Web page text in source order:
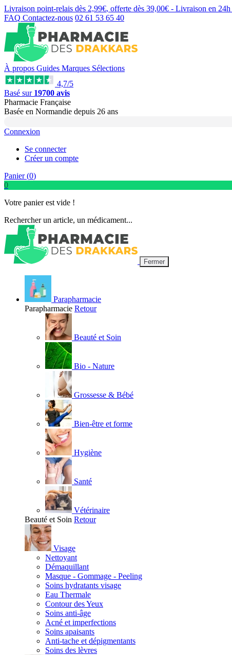
Livraison point-relais dès 2,99€, offerte dès 39,00€ - Livraison en 24h
FAQ Contactez-nous 02 61 53 65 40
À propos Guides Marques Sélections
4,7/5
Basé sur 19700 avis
Pharmacie Française
Basée en Normandie depuis 26 ans
Connexion
Se connecter
Créer un compte
Panier (0)
0
Votre panier est vide !
Rechercher un article, un médicament...
Fermer
Parapharmacie
Parapharmacie Retour
Beauté et Soin
Bio - Nature
Grossesse & Bébé
Bien-être et forme
Hygiène
Santé
Vétérinaire
Beauté et Soin Retour
Visage
Nettoyant
Démaquillant
Masque - Gommage - Peeling
Soins hydratants visage
Eau Thermale
Contour des Yeux
Soins anti-âge
Acné et imperfections
Soins apaisants
Anti-tache et dépigmentants
Soins des lèvres